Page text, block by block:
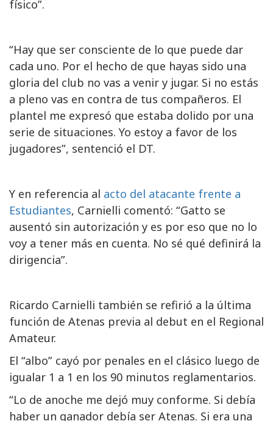
físico”.
“Hay que ser consciente de lo que puede dar
cada uno. Por el hecho de que hayas sido una
gloria del club no vas a venir y jugar. Si no estás
a pleno vas en contra de tus compañeros. El
plantel me expresó que estaba dolido por una
serie de situaciones. Yo estoy a favor de los
jugadores”, sentenció el DT.
Y en referencia al acto del atacante frente a
Estudiantes, Carnielli comentó: “Gatto se
ausentó sin autorización y es por eso que no lo
voy a tener más en cuenta. No sé qué definirá la
dirigencia”.
Ricardo Carnielli también se refirió a la última
función de Atenas previa al debut en el Regional
Amateur.
El “albo” cayó por penales en el clásico luego de
igualar 1 a 1 en los 90 minutos reglamentarios.
“Lo de anoche me dejó muy conforme. Si debía
haber un ganador debía ser Atenas. Si era una